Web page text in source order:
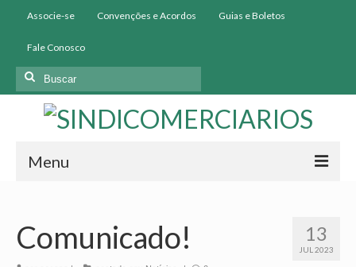
Associe-se Convenções e Acordos Guias e Boletos
Fale Conosco
Buscar
por:
Menu
Institucional 13
JUL 2023
Comunicado!